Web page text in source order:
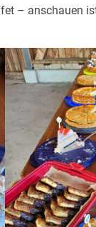
– anschauen